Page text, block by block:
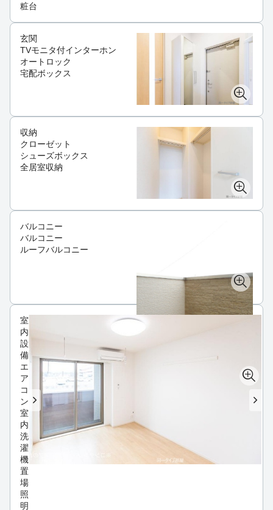
粧台
玄関
TVモニタ付インターホン
オートロック
宅配ボックス
収納
クローゼット
シューズボックス
全居室収納
バルコニー
バルコニー
ルーフバルコニー
室
内
設
備
エ
ア
コ
ン
室
内
洗
濯
機
置
場
照
明